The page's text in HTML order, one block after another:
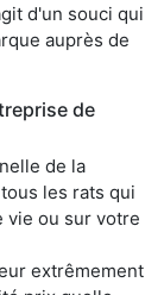
d'un souci qui
auprès de
de
de la
les rats qui
vie ou sur votre
extrêmement